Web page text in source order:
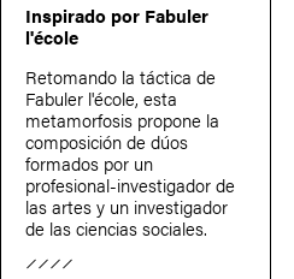
Inspirado por Fabuler
l'école
Retomando la táctica de
Fabuler l'école, esta
metamorfosis propone la
composición de dúos
formados por un
profesional-investigador de
las artes y un investigador
de las ciencias sociales.